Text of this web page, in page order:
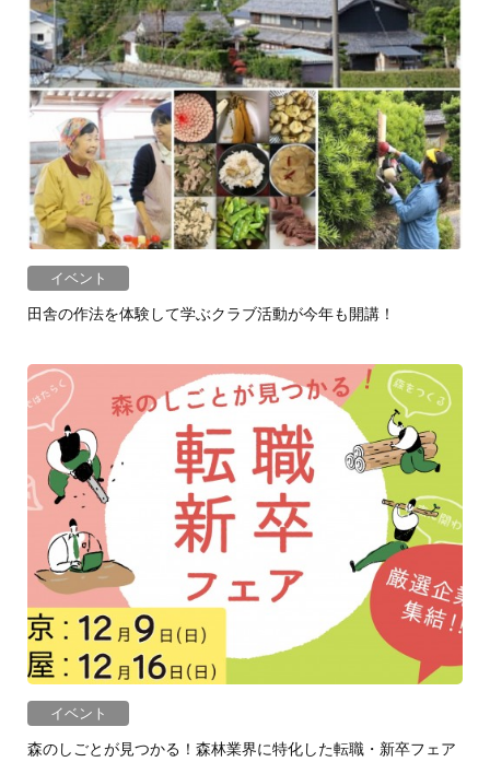
イベント
田舎の作法を体験して学ぶクラブ活動が今年も開講！
イベント
森のしごとが見つかる！森林業界に特化した転職・新卒フェア